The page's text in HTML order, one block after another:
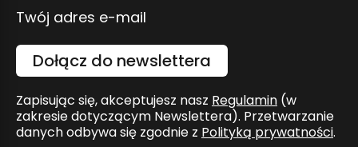
Twój adres e-mail
Dołącz do newslettera
Zapisując się, akceptujesz nasz Regulamin (w
zakresie dotyczącym Newslettera). Przetwarzanie
danych odbywa się zgodnie z Polityką prywatności.